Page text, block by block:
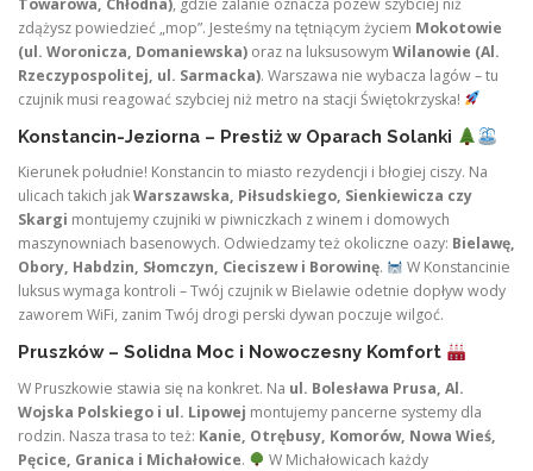
zdążysz powiedzieć „mop”. Jesteśmy na tętniącym życiem Mokotowie
(ul. Woronicza, Domaniewska) oraz na luksusowym Wilanowie (Al.
Rzeczypospolitej, ul. Sarmacka). Warszawa nie wybacza lagów – tu
czujnik musi reagować szybciej niż metro na stacji Świętokrzyska!
Konstancin-Jeziorna – Prestiż w Oparach Solanki
Kierunek południe! Konstancin to miasto rezydencji i błogiej ciszy. Na
ulicach takich jakWarszawska, Piłsudskiego, Sienkiewicza czy
Skargi montujemy czujniki w piwniczkach z winem i domowych
maszynowniach basenowych. Odwiedzamy też okoliczne oazy: Bielawę,
Obory, Habdzin, Słomczyn, Cieciszew i Borowinę.
W Konstancinie
luksus wymaga kontroli – Twój czujnik w Bielawie odetnie dopływ wody
zaworem WiFi, zanim Twój drogi perski dywan poczuje wilgoć.
Pruszków – Solidna Moc i Nowoczesny Komfort
W Pruszkowie stawia się na konkret. Na ul. Bolesława Prusa, Al.
Wojska Polskiego i ul. Lipowej montujemy pancerne systemy dla
rodzin. Nasza trasa to też: Kanie, Otrębusy, Komorów, Nowa Wieś,
Pęcice, Granica i Michałowice.
W Michałowicach każdy